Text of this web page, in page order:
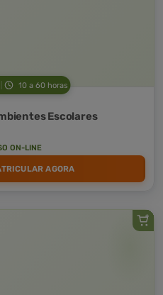
10 a 60 horas
Escolares
ON-LINE
AGORA